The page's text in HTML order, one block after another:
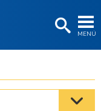
MENÚ